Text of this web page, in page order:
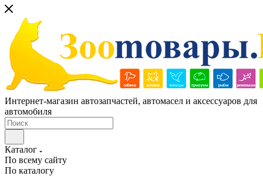
Интернет-магазин автозапчастей, автомасел и аксессуаров для
автомобиля
Каталог
По всему сайту
По каталогу